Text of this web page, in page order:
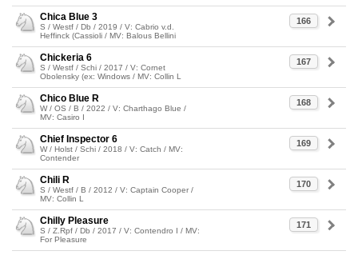
166
Chica Blue 3
S / Westf / Db / 2019 / V: Cabrio v.d.
Heffinck (Cassioli / MV: Balous Bellini
167
Chickeria 6
S / Westf / Schi / 2017 / V: Cornet
Obolensky (ex: Windows / MV: Collin L
168
Chico Blue R
W / OS / B / 2022 / V: Charthago Blue /
MV: Casiro I
169
Chief Inspector 6
W / Holst / Schi / 2018 / V: Catch / MV:
Contender
170
Chili R
S / Westf / B / 2012 / V: Captain Cooper /
MV: Collin L
171
Chilly Pleasure
S / Z.Rpf / Db / 2017 / V: Contendro I / MV:
For Pleasure